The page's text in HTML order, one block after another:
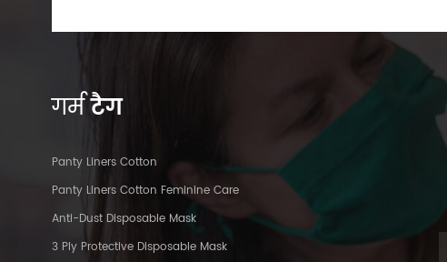
गर्मटैग
Panty Liners Cotton
Panty Liners Cotton Feminine Care
Anti-Dust Disposable Mask
3 Ply Protective Disposable Mask